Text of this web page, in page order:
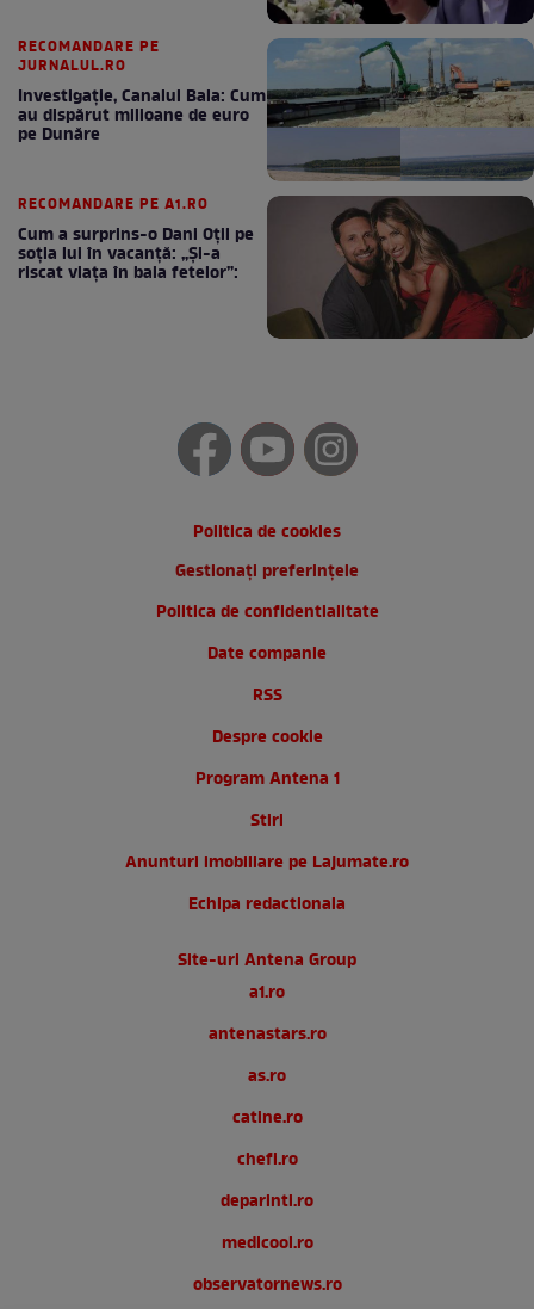
RECOMANDARE PE
JURNALUL.RO
Investigație, Canalul Bala: Cum
au dispărut milioane de euro
pe Dunăre
RECOMANDARE PE A1.RO
Cum a surprins-o Dani Oțil pe
soția lui în vacanță: „Și-a
riscat viața în baia fetelor”:
Politica de cookies
Gestionați preferințele
Politica de confidentialitate
Date companie
RSS
Despre cookie
Program Antena 1
Stiri
Anunturi imobiliare pe Lajumate.ro
Echipa redactionala
Site-uri Antena Group
a1.ro
antenastars.ro
as.ro
catine.ro
chefi.ro
deparinti.ro
medicool.ro
observatornews.ro